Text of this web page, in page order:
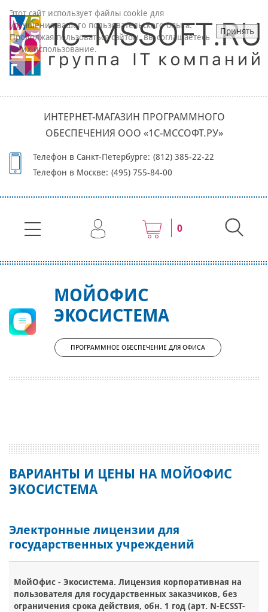
ИНТЕРНЕТ-МАГАЗИН ПРОГРАММНОГО
ОБЕСПЕЧЕНИЯ ООО «1С-МССОФТ.РУ»
Телефон в Санкт-Петербурге: (812) 385-22-22
Телефон в Москве: (495) 755-84-00
0
МОЙОФИС
ЭКОСИСТЕМА
ПРОГРАММНОЕ ОБЕСПЕЧЕНИЕ ДЛЯ ОФИСА
ВАРИАНТЫ И ЦЕНЫ НА МОЙОФИС
ЭКОСИСТЕМА
Электронные лицензии для
государственных учреждений
МойОфис - Экосистема. Лицензия корпоративная на
пользователя для государственных заказчиков, без
ограничения срока действия, обн. 1 год (арт. N-ECSST-
Этот сайт использует файлы cookie для
улучшения вашего пользовательского опыта.
Продолжая пользоваться сайтом, вы соглашаетесь
на их использование.
Принять